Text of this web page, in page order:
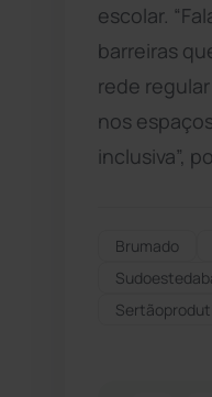
escolar.
barreiras
rede
nos
inclusiva”,
Brumado